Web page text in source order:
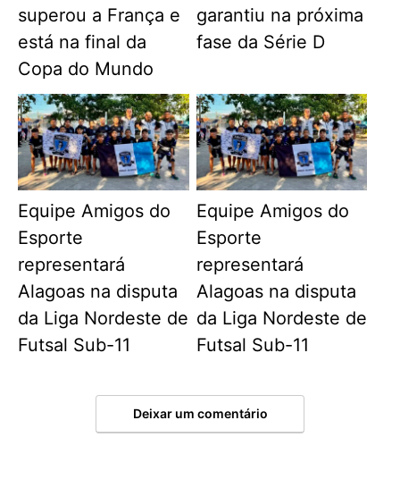
superou a França e
está na final da
Copa do Mundo
garantiu na próxima
fase da Série D
Equipe Amigos do
Esporte
representará
Alagoas na disputa
da Liga Nordeste de
Futsal Sub-11
Equipe Amigos do
Esporte
representará
Alagoas na disputa
da Liga Nordeste de
Futsal Sub-11
Deixar um comentário